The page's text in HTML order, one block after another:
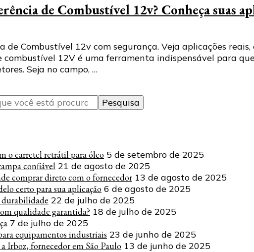
de Combustível 12v? Conheça suas
Combustível 12v com segurança. Veja aplicações
12V é uma ferramenta indispensável para
Seja no campo, …
o carretel retrátil para óleo 5 de setembro de 2025
confiável 21 de agosto de 2025
comprar direto com o fornecedor 13 de agosto de 2025
certo para sua aplicação 6 de agosto de 2025
durabilidade 22 de julho de 2025
qualidade garantida? 18 de julho de 2025
7 de julho de 2025
equipamentos industriais 23 de junho de 2025
Irboz, fornecedor em São Paulo 13 de junho de 2025